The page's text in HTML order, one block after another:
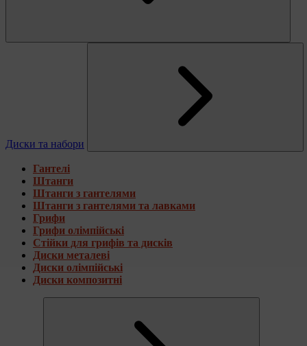
Диски та набори
Гантелі
Штанги
Штанги з гантелями
Штанги з гантелями та лавками
Грифи
Грифи олімпійські
Стійки для грифів та дисків
Диски металеві
Диски олімпійські
Диски композитні